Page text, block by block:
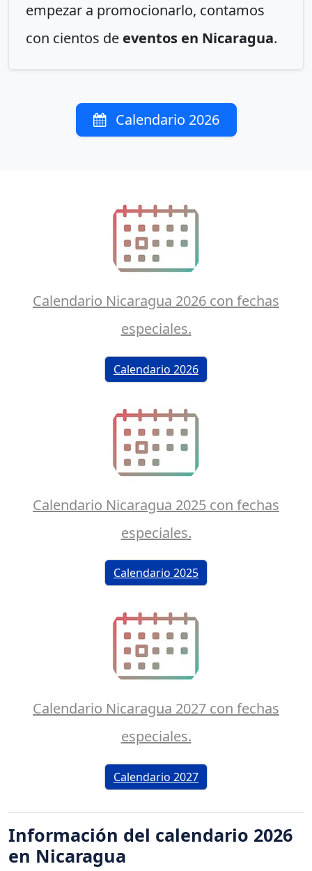
empezar a promocionarlo, contamos
con cientos de eventos en Nicaragua.
Calendario 2026
Calendario Nicaragua 2026 con fechas
especiales.
Calendario 2026
Calendario Nicaragua 2025 con fechas
especiales.
Calendario 2025
Calendario Nicaragua 2027 con fechas
especiales.
Calendario 2027
Información del calendario 2026
en Nicaragua